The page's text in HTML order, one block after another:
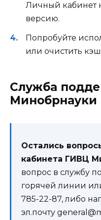
Личный кабинет
версию.
Попробуйте
или очистить
Служба
Минобрнауки
Остались
кабинета ГИВЦ
вопрос в службу
горячей линии
785-22-87, либо
эл.почту